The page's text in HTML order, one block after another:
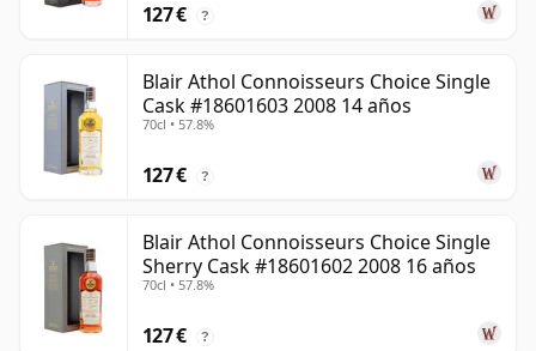
127 € ?
Blair Athol Connoisseurs Choice Single
Cask #18601603 2008 14 años
70cl • 57.8%
127 € ?
Blair Athol Connoisseurs Choice Single
Sherry Cask #18601602 2008 16 años
70cl • 57.8%
127 € ?